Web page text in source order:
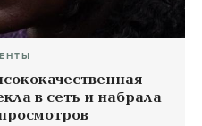
в сеть и набрала